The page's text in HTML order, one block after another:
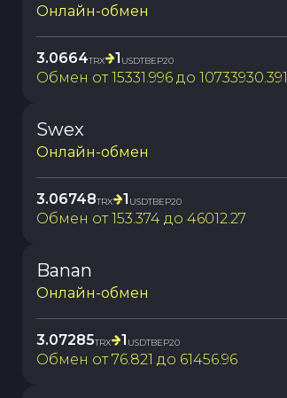
Онлайн-обмен
3.0664TRX 1 USDTBEP20
Обмен от15331.996 до 10733930.391
Swex
Онлайн-обмен
3.06748TRX 1 USDTBEP20
Обмен от153.374 до 46012.27
Banan
Онлайн-обмен
3.07285TRX 1 USDTBEP20
Обмен от76.821 до 61456.96